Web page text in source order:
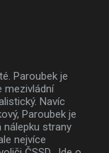
Paroubek je
mezivládní
Navíc
Paroubek je
nálepku strany
nejvíce